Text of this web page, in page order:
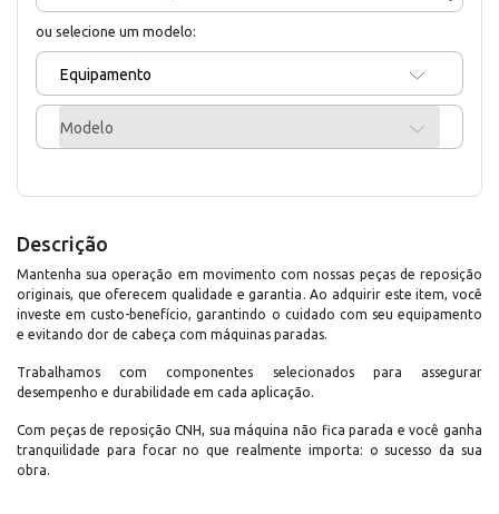
ou selecione um modelo:
Equipamento
Modelo
Descrição
Mantenha sua operação em movimento com nossas peças de reposição
originais, que oferecem qualidade e garantia. Ao adquirir este item, você
investe em custo-benefício, garantindo o cuidado com seu equipamento
e evitando dor de cabeça com máquinas paradas.
Trabalhamos com componentes selecionados para assegurar
desempenho e durabilidade em cada aplicação.
Com peças de reposição CNH, sua máquina não fica parada e você ganha
tranquilidade para focar no que realmente importa: o sucesso da sua
obra.